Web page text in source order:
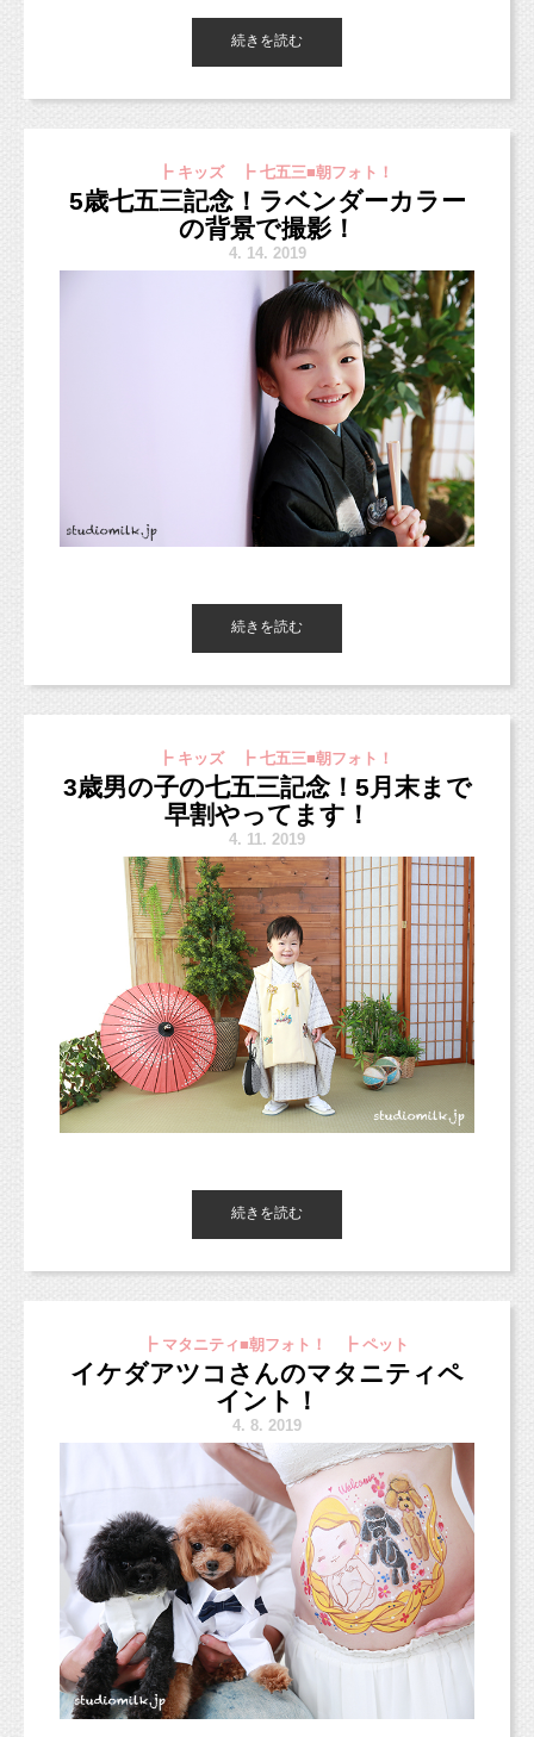
ちょっと前にスマッシュケーキフォトを撮影に
コンセプトフォトは事前に告知いたしますの
で、
テーマに沿ったような雰囲気のお洋服や小物
（帽子など）で
撮影するとより可愛いお写真になりますよ♡
こちらのベビーちゃんも、1歳（＾＾）
ママとパパがマタニテフォトを撮りに来てくれ
ているので、
お腹にいるときに1度会ってたんだよ〜！とお話
しさせていただきました。
次はスマッシュケーキ撮影かな？今度はパパも
背景も自分で選んでくれました（＾＾）b
男の子でも花柄可愛いと思います♪
撮影慣れてるね（＾＾）さすが！という感じの6
歳ちゃんでした！
お子さまでもこまめに撮影していると、
族と一緒に撮影に
いくのを嫌がらなくなりますよ。
誕生日や年賀状用のお写真の撮影などなど、
毎年の恒例行事を作ってみてはいかがでしょう
か？
パパとママが用意してくれた、ONEのロゴ！
シンプルおしゃれで素敵♡
お持ちいただかなくても大丈夫です。
もちろん、お持ちいただいてデコレーションも
お持ち込み頂いたグレーの素敵なドレスに星柄
で撮影！
ドレスの色合いにもあっていて、よりふんわり
した可愛いになったね。
こちらのように、ハッピーバースデーのガーラ
ンドも
何種類かスタジオにあります！
予約受付中です！
https://www.studiomilk.jp/news_dtl/entry/574
最初、緊張していた3歳ちゃん。
表情もなんだか硬い感じ、伝わりますか？
み〜んなに見られて、いきなり笑顔で撮影なん
て難しいよね。わかるよ。
でも、最初のこちらの全身のシーンは緊張した
顔でも、
それはそれでかわいいんですよね（＾＾）♡
徐々に慣れてきてくれたかな？
最初よりちょっとお顔が柔らかくなりました！
自分でお着物の色も選んでくれました！
そして、
途中からのこの笑顔♡
撮影の後半は慣れてきてくれて、ニコニコもた
くさん撮影できました〜（＾▽＾）
人見知りや場所見知りでも、笑顔になります♪
一緒に楽しい思い出を残しましょう！！
続きを読む
┣ キッズ ┣ 七五三■朝フォト！
5歳七五三記念！ラベンダーカラー
の背景で撮影！
4. 14. 2019
東京都杉並区のフォトスタジオ「スタジオミル
ク」の小池です。
今日は七五三の早割をご利用いただいて、
キッズ達がたくさん撮影に来てくれました（＾
＾）
イースター撮影会＊4月21日（日）
3000円。（ご予約受付中）
https://www.studiomilk.jp/news_dtl/entry/796
七五三の早割り第1弾は5月末までです。
第1弾がもちろん1番お得ですので、ぜひ撮影に
いらしてくださいね！
続きを読む
┣ キッズ ┣ 七五三■朝フォト！
3歳男の子の七五三記念！5月末まで
早割やってます！
4. 11. 2019
こんにちは、スタジオミルクのこいけです。
明日と週末はお天気があまり良くなさそうです
ね；
昨日と今日と風も強いので桜も散ってしまうの
かな・・・？
皆さんはお花見しましたか？（ちなみに私はし
「令和」の元号が発表になってからもう10日ほ
ど経ちましたね。
もう4月も半ば。はやい〜！
スタジオミルクは、今年も七五三早割がと
ってもお得です。
5月末までは早割第1弾！¥7,000offに加えて、六
切り2面台紙（お写真はお任せです）1冊付き。
続きを読む
┣ マタニティ■朝フォト！ ┣ ペット
イケダアツコさんのマタニティペ
イント！
4. 8. 2019